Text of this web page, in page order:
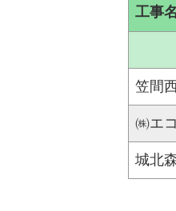
工事
笠間
㈱エ
城北